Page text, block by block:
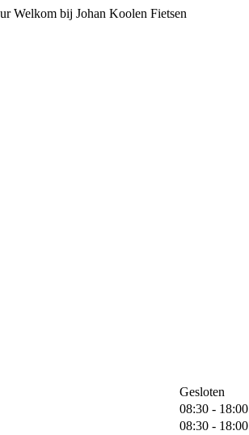
Welkom bij Johan Koolen Fietsen
Gesloten
08:30 - 18:00
08:30 - 18:00